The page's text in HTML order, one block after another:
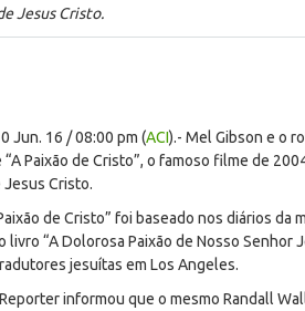
Jesus Cristo.
Jun. 16 / 08:00 pm (ACI).- Mel Gibson e o
Paixão de Cristo”, o famoso filme de
Jesus Cristo.
de Cristo” foi baseado nos diários da
livro “A Dolorosa Paixão de Nosso Senhor
jesuítas em Los Angeles.
informou que o mesmo Randall